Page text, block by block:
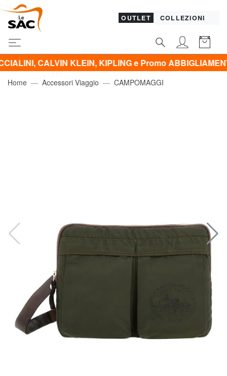
OUTLET COLLEZIONI
KLEIN, KIPLING e Promo ABBIGLIAMENTO -50%
Home Accessori Viaggio CAMPOMAGGI